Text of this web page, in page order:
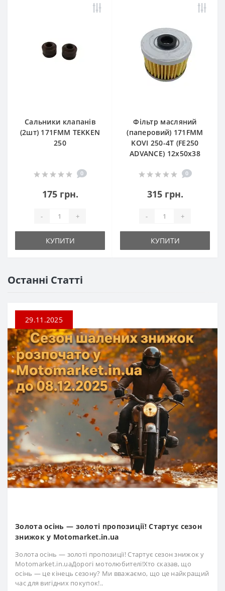
Сальники клапанів
(2шт) 171FMM TEKKEN
250
0
175 грн.
- +
КУПИТИ
Фільтр масляний
(паперовий) 171FMM
KOVI 250-4T (FE250
ADVANCE) 12х50х38
0
315 грн.
- +
КУПИТИ
Останні Статті
29.11.2025
Золота осінь — золоті пропозиції! Стартує сезон
знижок у Motomarket.in.ua
Золота осінь — золоті пропозиції! Стартує сезон знижок у
Motomarket.in.uaДорогі мотолюбителі!Хто сказав, що
осінь — це кінець сезону? Ми вважаємо, що це найкращий
час для вигідних покупок!..